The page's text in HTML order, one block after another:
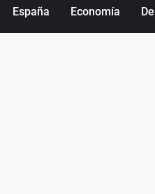
España Economía